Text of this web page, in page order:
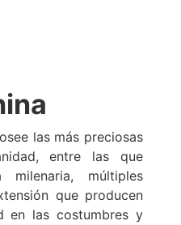
las más preciosas
entre las que
múltiples
que producen
en las costumbres y